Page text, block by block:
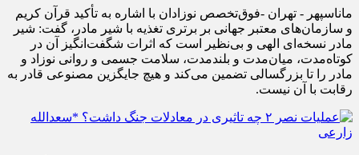
ماناسپهر - تهران -فوق‌تخصص نوزادان با اشاره به تأکید قرآن کریم
و سازمان‌های معتبر جهانی بر برتری تغذیه با شیر مادر، گفت: شیر
مادر نسخه‌ای الهی و بی‌نظیر است که اثرات شگفت‌انگیز آن در
کوتاه‌مدت، میان‌مدت و بلندمدت، سلامت جسمی و روانی نوزاد و
مادر را تا بزرگسالی تضمین می‌کند و هیچ جایگزین مصنوعی قادر به
رقابت با آن نیست.